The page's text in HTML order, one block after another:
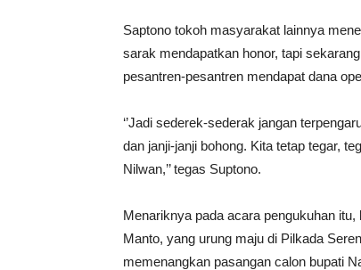
Saptono tokoh masyarakat lainnya
sarak mendapatkan honor, tapi
pesantren-pesantren mendapat dana
‘’Jadi sederek-sederak jangan
dan janji-janji bohong. Kita tetap tegar,
Nilwan,’’ tegas Suptono.
Menariknya pada acara pengukuhan
Manto, yang urung maju di Pilkada
memenangkan pasangan calon bupati